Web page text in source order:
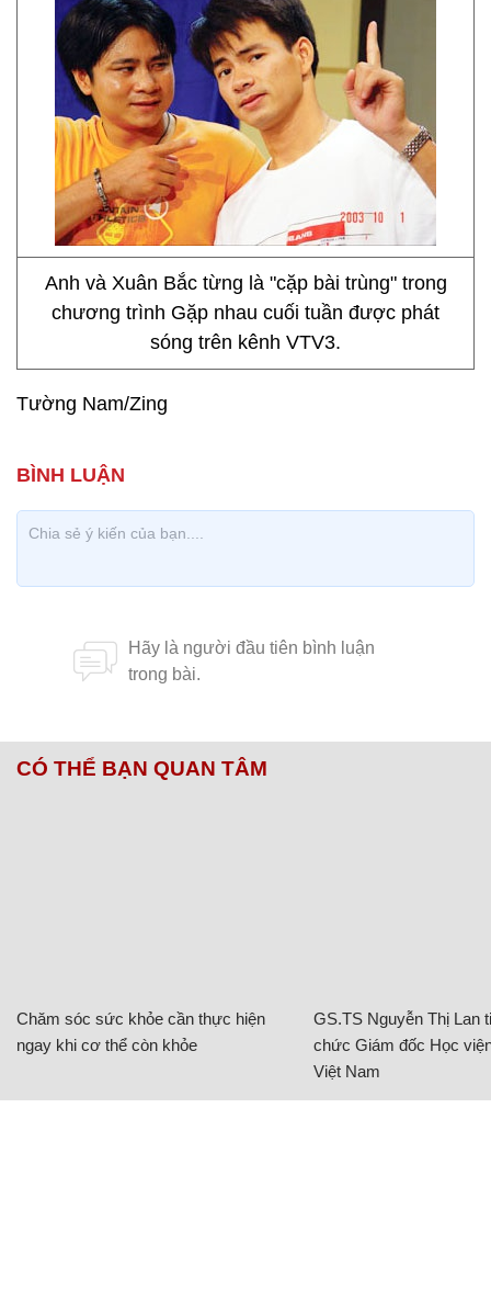
Anh và Xuân Bắc từng là "cặp bài trùng" trong
chương trình Gặp nhau cuối tuần được phát
sóng trên kênh VTV3.
Tường Nam/Zing
CÓ THỂ BẠN QUAN TÂM
Chăm sóc sức khỏe cần thực hiện
ngay khi cơ thể còn khỏe
GS.TS Nguyễn Thị Lan
chức Giám đốc Học
Việt Nam